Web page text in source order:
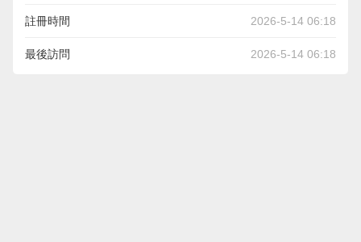
註冊時間 2026-5-14 06:18
最後訪問 2026-5-14 06:18